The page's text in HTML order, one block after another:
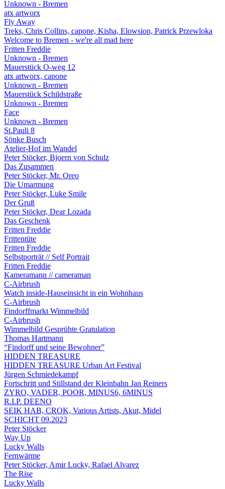
Unknown - Bremen
atx artworx
Fly Away
Treks, Chris Collins, capone, Kisha, Elowsion, Patrick Przewloka
Welcome to Bremen - we're all mad here
Fritten Freddie
Unknown - Bremen
Mauerstück O-weg 12
atx artworx, capone
Unknown - Bremen
Mauerstück Schildstraße
Unknown - Bremen
Face
Unknown - Bremen
St.Pauli 8
Sönke Busch
Atelier-Hof im Wandel
Peter Stöcker, Bjoern von Schulz
Das Zusammen
Peter Stöcker, Mr. Oreo
Die Umarmung
Peter Stöcker, Luke Smile
Der Gruß
Peter Stöcker, Dear Lozada
Das Geschenk
Fritten Freddie
Frittentüte
Fritten Freddie
Selbstporträt // Self Portrait
Fritten Freddie
Kameramann // cameraman
C-Airbrush
Watch inside-Hauseinsicht in ein Wohnhaus
C-Airbrush
Findorffmarkt Wimmelbild
C-Airbrush
Wimmelbild Gesprühte Gratulation
Thomas Hartmann
“Findorff und seine Bewohner”
HIDDEN TREASURE
HIDDEN TREASURE Urban Art Festival
Jürgen Schmiedekampf
Fortschritt und Stillstand der Kleinbahn Jan Reiners
ZYRO, VADER, POOR, MINUS6, 6MINUS
R.I.P. DEENO
SEIK HAB, CROK, Various Artists, Akut, Midel
SCHICHT 09.2023
Peter Stöcker
Way Up
Lucky Walls
Fernwärme
Peter Stöcker, Amir Lucky, Rafael Alvarez
The Rise
Lucky Walls